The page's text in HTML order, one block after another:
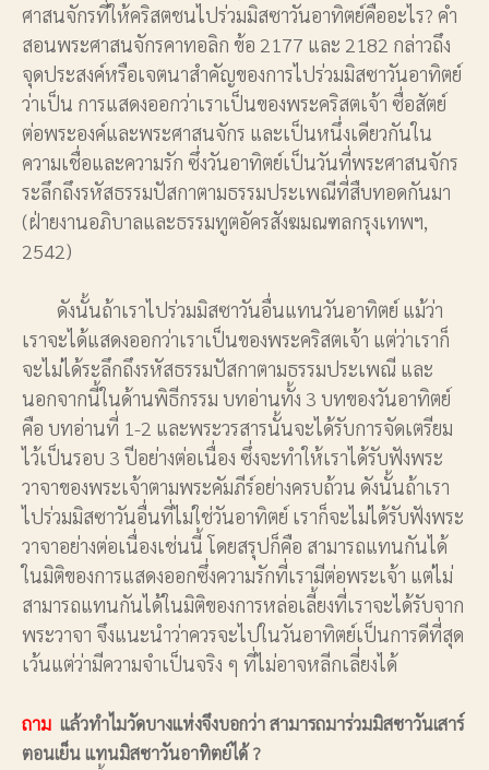
ศาสนจักรที่ให้คริสตชนไปร่วมมิสซาวันอาทิตย์คืออะไร? คำ
สอนพระศาสนจักรคาทอลิก ข้อ 2177 และ 2182 กล่าวถึง
จุดประสงค์หรือเจตนาสำคัญของการไปร่วมมิสซาวันอาทิตย์
ว่าเป็น การแสดงออกว่าเราเป็นของพระคริสตเจ้า ซื่อสัตย์
ต่อพระองค์และพระศาสนจักร และเป็นหนึ่งเดียวกันใน
ความเชื่อและความรัก ซึ่งวันอาทิตย์เป็นวันที่พระศาสนจักร
ระลึกถึงรหัสธรรมปัสกาตามธรรมประเพณีที่สืบทอดกันมา
(ฝ่ายงานอภิบาลและธรรมทูตอัครสังฆมณฑลกรุงเทพฯ,
2542)
ดังนั้นถ้าเราไปร่วมมิสซาวันอื่นแทนวันอาทิตย์ แม้ว่า
เราจะได้แสดงออกว่าเราเป็นของพระคริสตเจ้า แต่ว่าเราก็
จะไม่ได้ระลึกถึงรหัสธรรมปัสกาตามธรรมประเพณี และ
นอกจากนี้ในด้านพิธีกรรม บทอ่านทั้ง 3 บทของวันอาทิตย์
คือ บทอ่านที่ 1-2 และพระวรสารนั้นจะได้รับการจัดเตรียม
ไว้เป็นรอบ 3 ปีอย่างต่อเนื่อง ซึ่งจะทำให้เราได้รับฟังพระ
วาจาของพระเจ้าตามพระคัมภีร์อย่างครบถ้วน ดังนั้นถ้าเรา
ไปร่วมมิสซาวันอื่นที่ไม่ใช่วันอาทิตย์ เราก็จะไม่ได้รับฟังพระ
วาจาอย่างต่อเนื่องเช่นนี้ โดยสรุปก็คือ สามารถแทนกันได้
ในมิติของการแสดงออกซึ่งความรักที่เรามีต่อพระเจ้า แต่ไม่
สามารถแทนกันได้ในมิติของการหล่อเลี้ยงที่เราจะได้รับจาก
พระวาจา จึงแนะนำว่าควรจะไปในวันอาทิตย์เป็นการดีที่สุด
เว้นแต่ว่ามีความจำเป็นจริง ๆ ที่ไม่อาจหลีกเลี่ยงได้
ถาม แล้วทำไมวัดบางแห่งจึงบอกว่า สามารถมาร่วมมิสซาวันเสาร์
ตอนเย็น แทนมิสซาวันอาทิตย์ได้ ?